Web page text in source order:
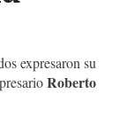
expresaron su
Roberto